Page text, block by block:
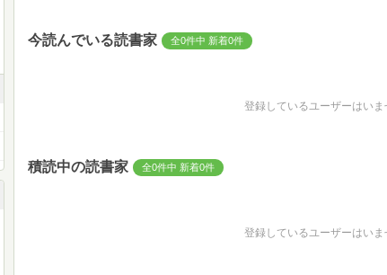
今読んでいる読書家 全0件中 新着0件
登録しているユーザーはいま
積読中の読書家 全0件中 新着0件
登録しているユーザーはいま